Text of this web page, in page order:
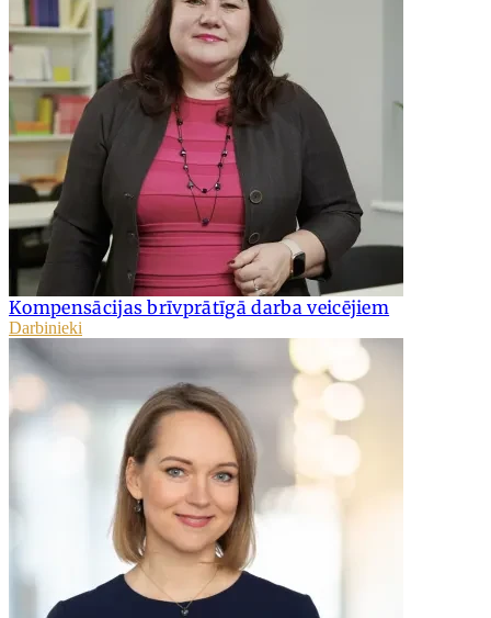
Kompensācijas brīvprātīgā darba veicējiem
Darbinieki